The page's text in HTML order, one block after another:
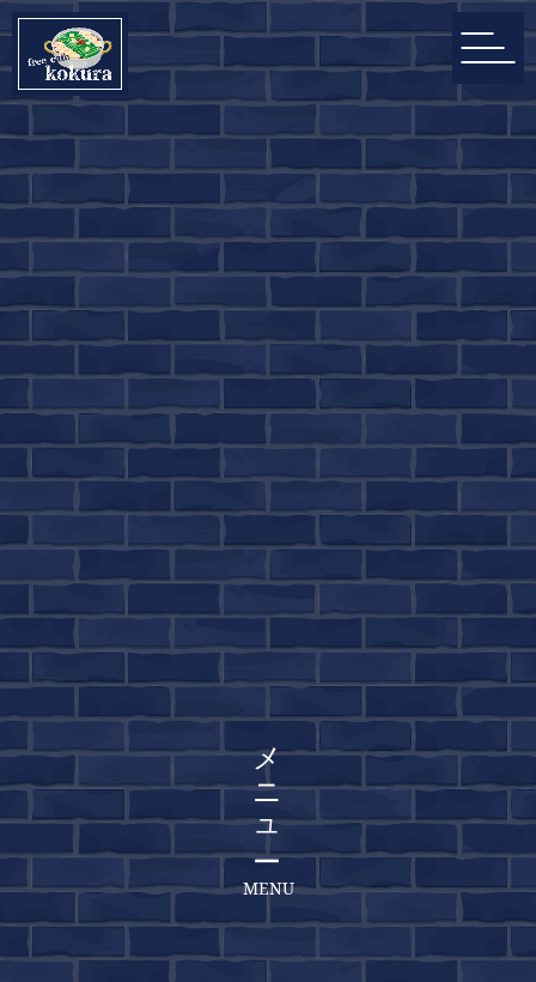
メニュー
MENU